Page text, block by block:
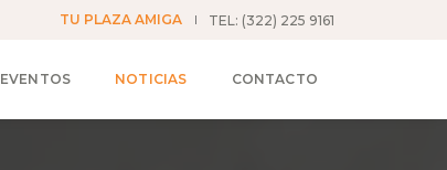
TU PLAZA AMIGA TEL: (322) 225 9161
EVENTOS NOTICIAS CONTACTO